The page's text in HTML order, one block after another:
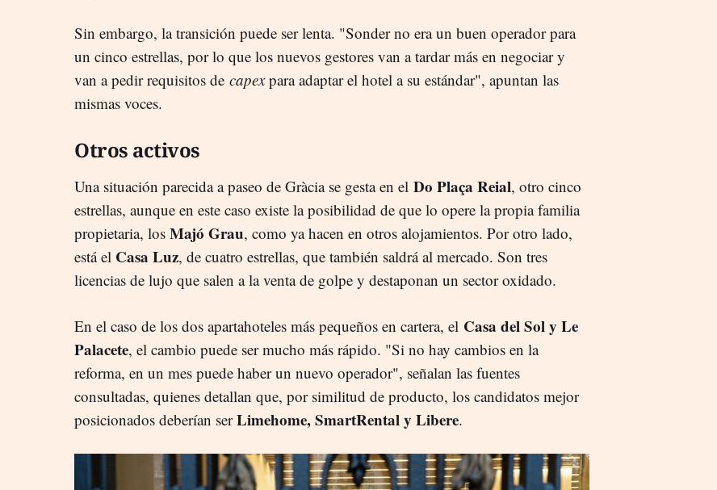
Sin embargo, la transición puede ser lenta. "Sonder no era un buen operador para
un cinco estrellas, por lo que los nuevos gestores van a tardar más en negociar y
van a pedir requisitos de capexpara adaptar el hotel a su estándar", apuntan las
mismas voces.
Otros activos
Una situación parecida a paseo de Gràcia se gesta en el Do Plaça Reial, otro cinco
estrellas, aunque en este caso existe la posibilidad de que lo opere la propia familia
propietaria, los Majó Grau, como ya hacen en otros alojamientos. Por otro lado,
está el Casa Luz, de cuatro estrellas, que también saldrá al mercado. Son tres
licencias de lujo que salen a la venta de golpe y destaponan un sector oxidado.
En el caso de los dos apartahoteles más pequeños en cartera, el Casa del Sol y Le
Palacete, el cambio puede ser mucho más rápido. "Si no hay cambios en la
reforma, en un mes puede haber un nuevo operador", señalan las fuentes
consultadas, quienes detallan que, por similitud de producto, los candidatos mejor
posicionados deberían serLimehome, SmartRental y Libere.